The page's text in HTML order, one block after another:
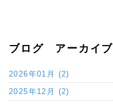
ブログ アーカイブ
2026年01月 (2)
2025年12月 (2)